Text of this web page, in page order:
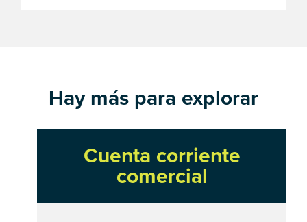
Hay más para explorar
Cuenta corriente
comercial